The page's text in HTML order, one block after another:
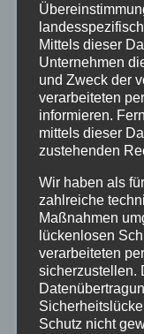
Bundespolizei
Feuerwehr
Mayen-Koblenz
Neuwied
Polizei
Rettungsdienst
Mittels dieser
Unternehmen
und Zweck der
verarbeiteten
informieren.
mittels dieser
zustehenden
Wir haben als
zahlreiche
Maßnahmen
lückenlosen
verarbeiteten
sicherzustellen.
Schutz nicht